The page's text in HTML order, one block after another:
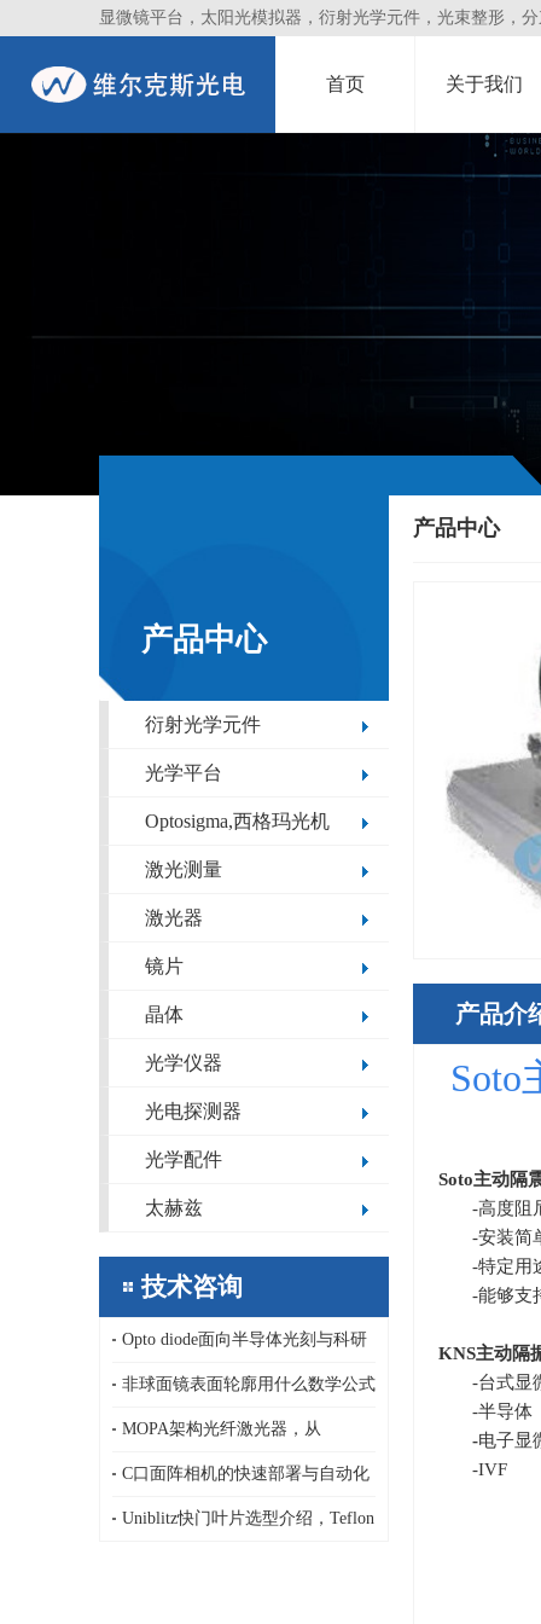
显微镜平台，太阳光模拟器，衍射光学元件，光束整形，
首页 关于我们
产品中心
衍射光学元件
光学平台
Optosigma,西格玛光机
激光测量
激光器
镜片
晶体
光学仪器
光电探测器
光学配件
太赫兹
技术咨询
Opto diode面向半导体光刻与科研
领域的定制化极紫外/深紫外光电二
极管，13.5nm，1-80nm
非球面镜表面轮廓用什么数学公式
描述，纳米精度非球面镜传统面型
公式和新公式基于正交多项式
MOPA架构光纤激光器，从
AeroDIODE半导体激光泵浦源、LD
驱动器到连续、纳秒皮秒脉冲激光
C口面阵相机的快速部署与自动化
集成优势，ARTRAY 面阵相机
Uniblitz快门叶片选型介绍，Teflon
产品中心
产品介
Soto
Soto主动隔
-高度阻
-安装简
-特定用
-能够支
KNS主动隔
-台式显
-半导体
-电子显
-IVF